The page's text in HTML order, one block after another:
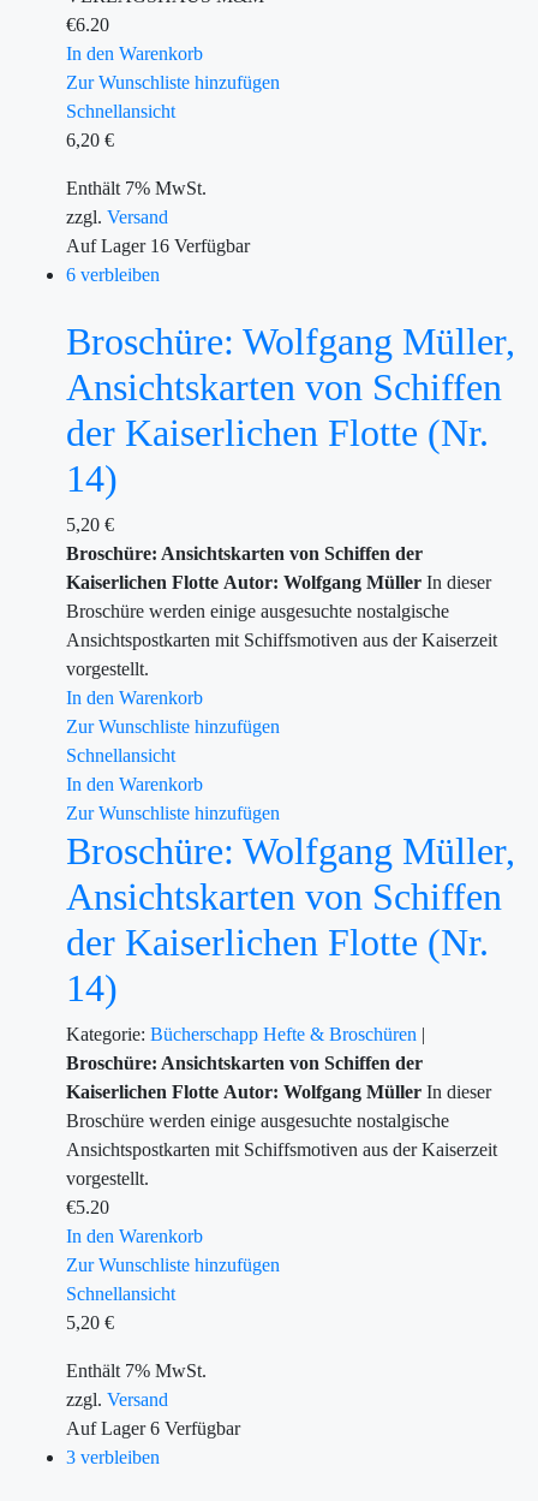
€6.20
In den Warenkorb
Zur Wunschliste hinzufügen
Schnellansicht
6,20 €
Enthält 7% MwSt.
zzgl. Versand
Auf Lager16 Verfügbar
6 verbleiben
Broschüre: Wolfgang Müller,
Ansichtskarten von Schiffen
der Kaiserlichen Flotte (Nr.
14)
5,20 €
Broschüre: Ansichtskarten von Schiffen der
Kaiserlichen Flotte Autor: Wolfgang Müller In dieser
Broschüre werden einige ausgesuchte nostalgische
Ansichtspostkarten mit Schiffsmotiven aus der Kaiserzeit
vorgestellt.
In den Warenkorb
Zur Wunschliste hinzufügen
Schnellansicht
In den Warenkorb
Zur Wunschliste hinzufügen
Broschüre: Wolfgang Müller,
Ansichtskarten von Schiffen
der Kaiserlichen Flotte (Nr.
14)
Kategorie: Bücherschapp Hefte & Broschüren |
Broschüre: Ansichtskarten von Schiffen der
Kaiserlichen Flotte Autor: Wolfgang Müller In dieser
Broschüre werden einige ausgesuchte nostalgische
Ansichtspostkarten mit Schiffsmotiven aus der Kaiserzeit
vorgestellt.
€5.20
In den Warenkorb
Zur Wunschliste hinzufügen
Schnellansicht
5,20 €
Enthält 7% MwSt.
zzgl. Versand
Auf Lager6 Verfügbar
3 verbleiben